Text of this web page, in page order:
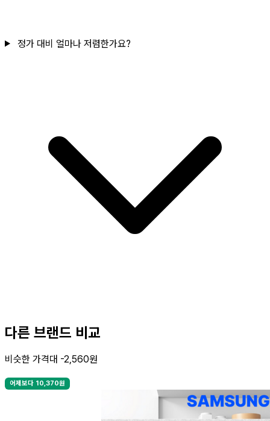
정가 대비 얼마나 저렴한가요?
다른 브랜드 비교
비슷한 가격대 -2,560원
어제보다 10,370원